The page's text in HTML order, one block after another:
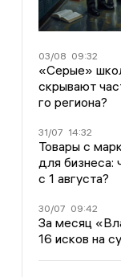
03/08 09:32
«Серые»
скрывают
го региона?
31/07 14:32
Товары с
для бизнеса:
с 1 августа?
30/07 09:42
За месяц
16 исков на